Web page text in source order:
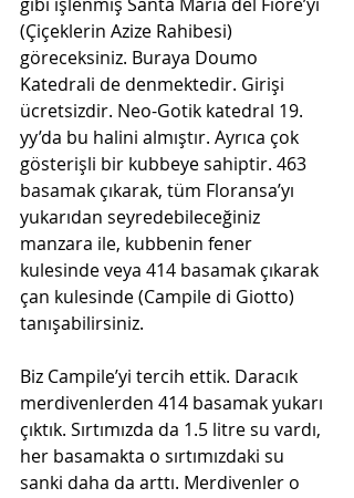
(Çiçeklerin Azize Rahibesi)
göreceksiniz. Buraya Doumo
Katedrali de denmektedir. Girişi
ücretsizdir. Neo-Gotik katedral 19.
yy’da bu halini almıştır. Ayrıca çok
gösterişli bir kubbeye sahiptir. 463
basamak çıkarak, tüm Floransa’yı
yukarıdan seyredebileceğiniz
manzara ile, kubbenin fener
kulesinde veya 414 basamak çıkarak
çan kulesinde (Campile di Giotto)
tanışabilirsiniz.
Biz Campile’yi tercih ettik. Daracık
merdivenlerden 414 basamak yukarı
çıktık. Sırtımızda da 1.5 litre su vardı,
her basamakta o sırtımızdaki su
sanki daha da arttı. Merdivenler o